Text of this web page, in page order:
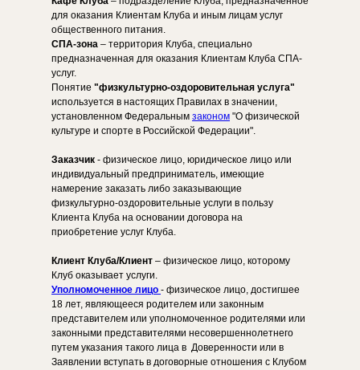
для оказания Клиентам Клуба и иным лицам услуг
общественного питания.
СПА-зона – территория Клуба, специально
предназначенная для оказания Клиентам Клуба СПА-
услуг.
Понятие "физкультурно-оздоровительная услуга"
используется в настоящих Правилах в значении,
установленном Федеральным законом "О физической
культуре и спорте в Российской Федерации".
Заказчик - физическое лицо, юридическое лицо или
индивидуальный предприниматель, имеющие
намерение заказать либо заказывающие
физкультурно-оздоровительные услуги в пользу
Клиента Клуба на основании договора на
приобретение услуг Клуба.
Клиент Клуба/Клиент – физическое лицо, которому
Клуб оказывает услуги.
Уполномоченное лицо - физическое лицо, достигшее
18 лет, являющееся родителем или законным
представителем или уполномоченное родителями или
законными представителями несовершеннолетнего
путем указания такого лица в Доверенности или в
Заявлении вступать в договорные отношения с Клубом